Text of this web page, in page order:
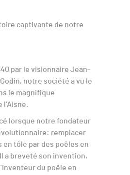
captivante de notre
par le visionnaire Jean-
notre société a vu le
le magnifique
lorsque notre fondateur
remplacer
en tôle par des poêles en
a breveté son invention,
du poêle en